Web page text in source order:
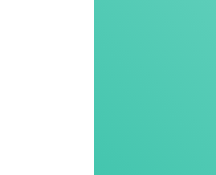
Tři dobré tipy, jak
Reálná situace z